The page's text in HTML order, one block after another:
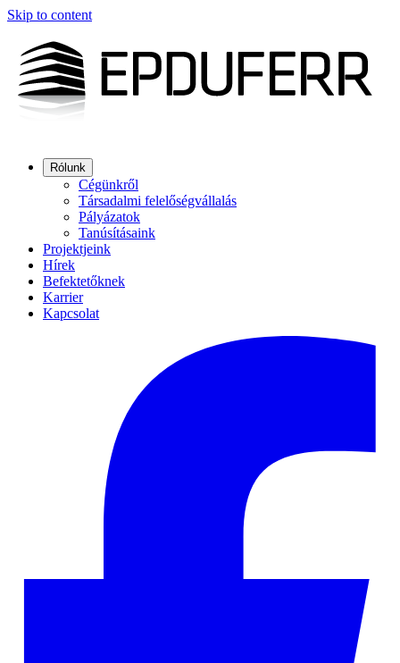
Skip to content
Rólunk
Cégünkről
Társadalmi felelőségvállalás
Pályázatok
Tanúsításaink
Projektjeink
Hírek
Befektetőknek
Karrier
Kapcsolat